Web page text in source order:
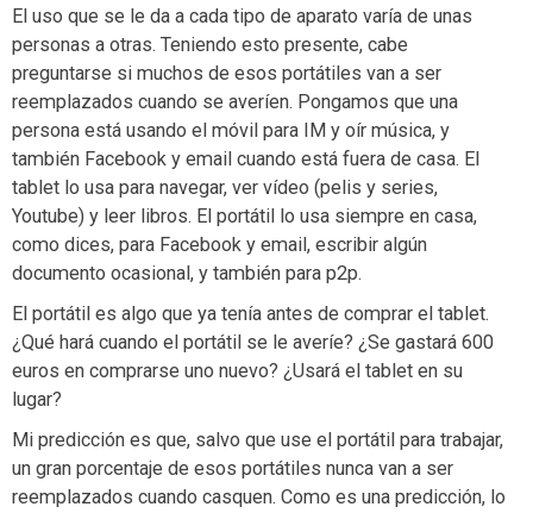
El uso que se le da a cada tipo de aparato varía de unas
personas a otras. Teniendo esto presente, cabe
preguntarse si muchos de esos portátiles van a ser
reemplazados cuando se averíen. Pongamos que una
persona está usando el móvil para IM y oír música, y
también Facebook y email cuando está fuera de casa. El
tablet lo usa para navegar, ver vídeo (pelis y series,
Youtube) y leer libros. El portátil lo usa siempre en casa,
como dices, para Facebook y email, escribir algún
documento ocasional, y también para p2p.
El portátil es algo que ya tenía antes de comprar el tablet.
¿Qué hará cuando el portátil se le averíe? ¿Se gastará 600
euros en comprarse uno nuevo? ¿Usará el tablet en su
lugar?
Mi predicción es que, salvo que use el portátil para trabajar,
un gran porcentaje de esos portátiles nunca van a ser
reemplazados cuando casquen. Como es una predicción, lo